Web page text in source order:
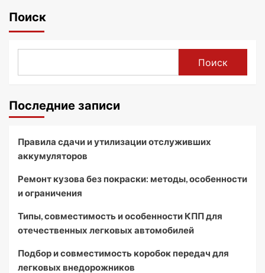
Поиск
Поиск
Последние записи
Правила сдачи и утилизации отслуживших
аккумуляторов
Ремонт кузова без покраски: методы, особенности
и ограничения
Типы, совместимость и особенности КПП для
отечественных легковых автомобилей
Подбор и совместимость коробок передач для
легковых внедорожников